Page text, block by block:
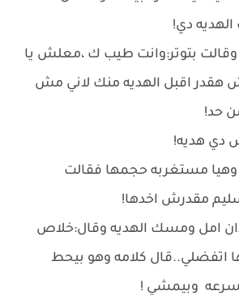
الهديه دي!
بتوتر:وانت طيب ك ،معلش يا
هقدر اقبل الهديه منك لاني مش
حد!
دي هديه!
مستغربه حجمها فقالت
مقدرش اخدها!
امل ومسك الهديه وقال:خلاص
اتفضلي..قال كلامه وهو بيحط
بسرعه وبيمشي !